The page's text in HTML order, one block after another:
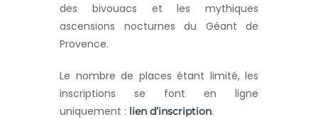
des bivouacs et les mythiques
ascensions nocturnes du Géant de
Provence.
Le nombre de places étant limité, les
inscriptions se font en ligne
uniquement : lien d’inscription.